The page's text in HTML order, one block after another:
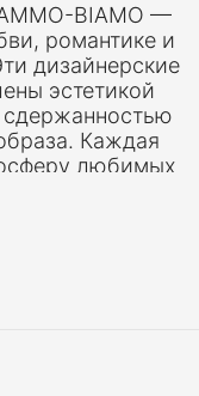
BIAMO —
романтике и
дизайнерские
эстетикой
сдержанностью
Каждая
любимых
и чистота
LOVE POEM